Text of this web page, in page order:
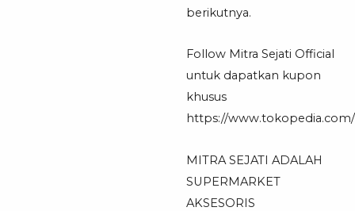
berikutnya.
Follow Mitra Sejati Official
untuk dapatkan kupon
khusus
https://
MITRA SEJATI ADALAH
SUPERMARKET
AKSESORIS